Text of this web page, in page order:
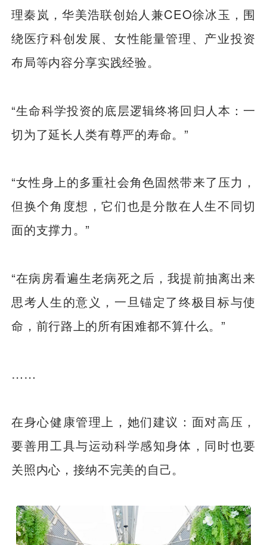
理秦岚，华美浩联创始人兼CEO徐冰玉，围
绕医疗科创发展、女性能量管理、产业投资
布局等内容分享实践经验。
“生命科学投资的底层逻辑终将回归人本：一
切为了延长人类有尊严的寿命。”
“女性身上的多重社会角色固然带来了压力，
但换个角度想，它们也是分散在人生不同切
面的支撑力。”
“在病房看遍生老病死之后，我提前抽离出来
思考人生的意义，一旦锚定了终极目标与使
命，前行路上的所有困难都不算什么。”
……
在身心健康管理上，她们建议：面对高压，
要善用工具与运动科学感知身体，同时也要
关照内心，接纳不完美的自己。